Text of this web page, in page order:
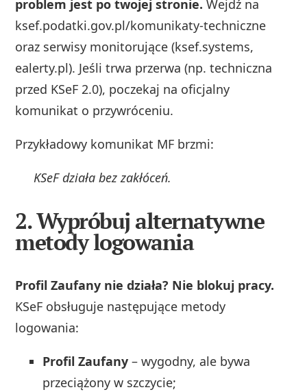
problem jest po twojej stronie. Wejdź na
ksef.podatki.gov.pl/komunikaty-techniczne
oraz serwisy monitorujące (ksef.systems,
ealerty.pl). Jeśli trwa przerwa (np. techniczna
przed KSeF 2.0), poczekaj na oficjalny
komunikat o przywróceniu.
Przykładowy komunikat MF brzmi:
KSeF działa bez zakłóceń.
2. Wypróbuj alternatywne
metody logowania
Profil Zaufany nie działa? Nie blokuj pracy.
KSeF obsługuje następujące metody
logowania:
Profil Zaufany – wygodny, ale bywa
przeciążony w szczycie;